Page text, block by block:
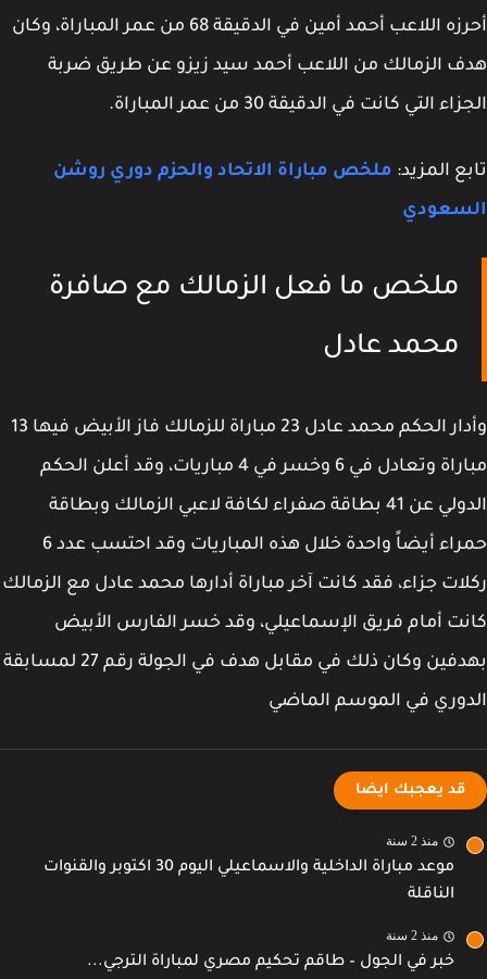
أحرزه اللاعب أحمد أمين في الدقيقة 68 من عمر المباراة، وكان
الزمالك من اللاعب أحمد سيد زيزو عن طريق ضربة
التي كانت في الدقيقة 30 من عمر المباراة.
المزيد:ملخص مباراة الاتحاد والحزم دوري روشن
ملخص ما فعل الزمالك مع صافرة
محمد عادل
وأدار الحكم محمد عادل 23 مباراة للزمالك فاز الأبيض فيها 13
مباراة وتعادل في 6 وخسر في 4 مباريات، وقد أعلن الحكم
الدولي عن 41 بطاقة صفراء لكافة لاعبي الزمالك وبطاقة
حمراء أيضاً واحدة خلال هذه المباريات وقد احتسب عدد 6
جزاء، فقد كانت آخر مباراة أدارها محمد عادل مع الزمالك
أمام فريق الإسماعيلي، وقد خسر الفارس الأبيض
بهدفين وكان ذلك في مقابل هدف في الجولة رقم 27 لمسابقة
في الموسم الماضي
قد يعجبك ايضا
منذ 2 سنة
موعد مباراة الداخلية والاسماعيلي اليوم 30 اكتوبر والقنوات
الناقلة
منذ 2 سنة
خبر في الجول – طاقم تحكيم مصري لمباراة الترجي...